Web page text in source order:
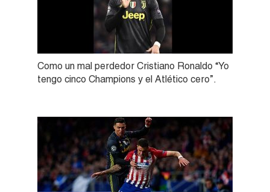
Como un mal perdedor Cristiano Ronaldo “Yo
tengo cinco Champions y el Atlético cero”.